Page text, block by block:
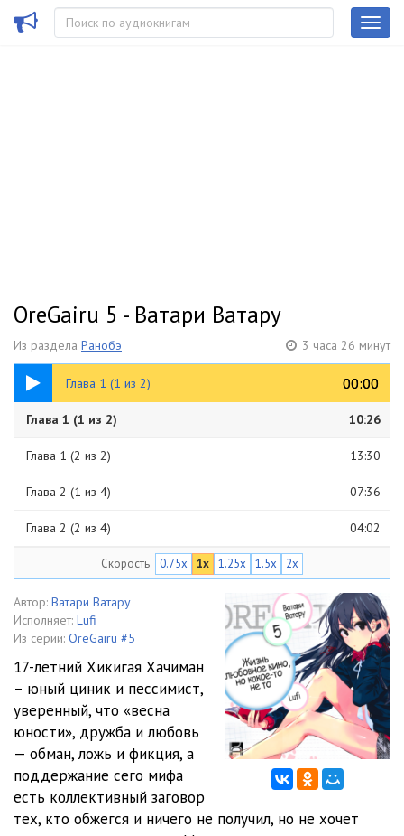
OreGairu 5 - Ватари Ватару
Из раздела Ранобэ 3 часа 26 минут
Глава 1 (1 из 2) 00:00
00:00
10:26
Глава 1 (1 из 2) 10:26
Глава 1 (2 из 2) 13:30
Глава 2 (1 из 4) 07:36
Глава 2 (2 из 4) 04:02
Глава 2 (3 из 4)
Глава 2 (4 из 4) 09:32
Глава 3 (1 из 4) 03:03
Глава 3 (2 из 4) 06:20
Глава 3 (3 из 4) 03:20
Глава 3 (4 из 4) 16:36
Глава 4 (1 из 3)
Глава 4 (2 из 3) 10:30
Скорость 0.75x 1x 1.25x 1.5x 2x
Автор: Ватари Ватару
Исполняет: Lufi
Из серии: OreGairu #5
17-летний Хикигая Хачиман
– юный циник и пессимист,
уверенный, что «весна
юности», дружба и любовь
— обман, ложь и фикция, а
поддержание сего мифа
есть коллективный заговор
тех, кто обжегся и ничего не получил, но не хочет